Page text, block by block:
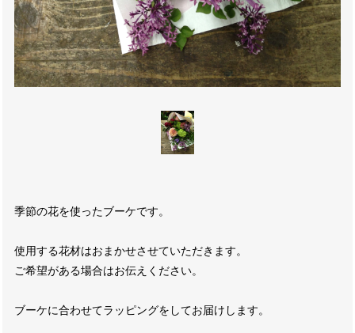
季節の花を使ったブーケです。
使用する花材はおまかせさせていただきます。
ご希望がある場合はお伝えください。
ブーケに合わせてラッピングをしてお届けします。